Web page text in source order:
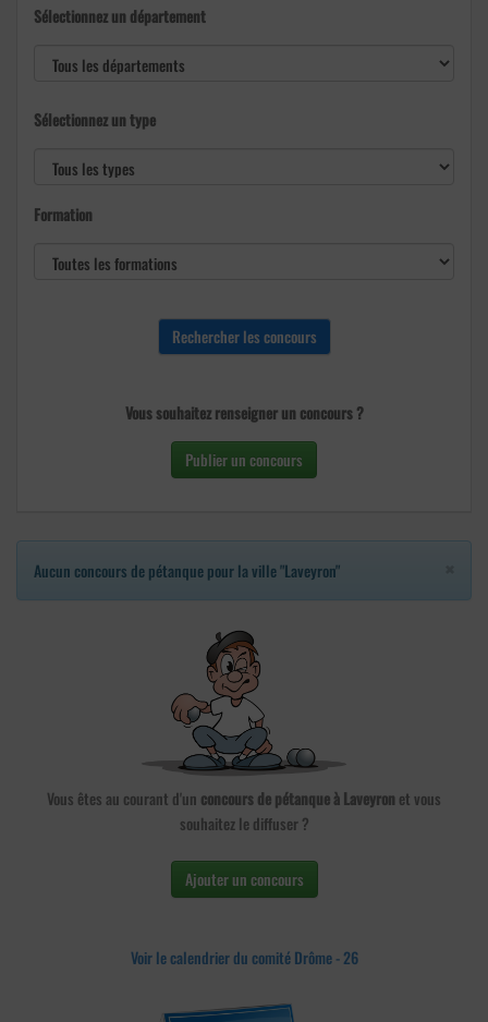
Sélectionnez un département
Sélectionnez un type
Formation
Vous souhaitez renseigner un concours ?
Publier un concours
Aucun concours de pétanque pour la ville "Laveyron"
Vous êtes au courant d'un concours de pétanque à Laveyron et vous
souhaitez le diffuser ?
Ajouter un concours
Voir le calendrier du comité Drôme - 26